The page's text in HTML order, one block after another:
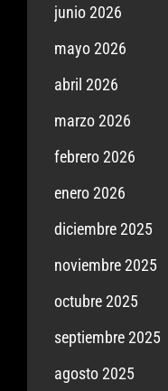
junio 2026
mayo 2026
abril 2026
marzo 2026
febrero 2026
enero 2026
diciembre 2025
noviembre 2025
octubre 2025
septiembre 2025
agosto 2025